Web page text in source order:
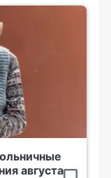
августа